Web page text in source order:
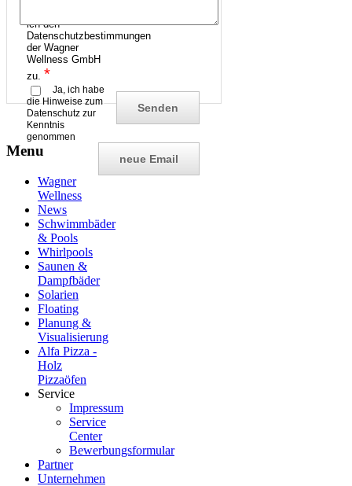
ich den
Datenschutzbestimmungen
der Wagner
Wellness GmbH
zu. *
Ja, ich habe
die Hinweise zum
Datenschutz zur
Kenntnis
genommen
Menu
Wagner
Wellness
News
Schwimmbäder
& Pools
Whirlpools
Saunen &
Dampfbäder
Solarien
Floating
Planung &
Visualisierung
Alfa Pizza -
Holz
Pizzaöfen
Service
Impressum
Service
Center
Bewerbungsformular
Partner
Unternehmen